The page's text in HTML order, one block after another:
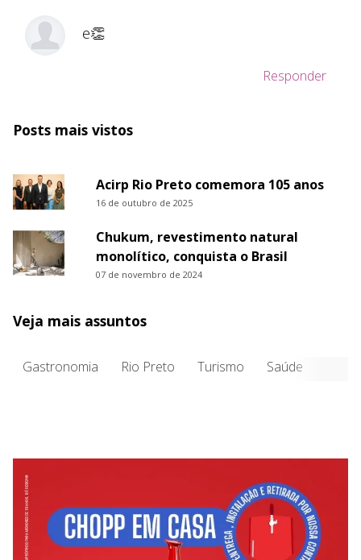
e👏
Responder
Posts mais vistos
Acirp Rio Preto comemora 105 anos
16 de outubro de 2025
Chukum, revestimento natural
monolítico, conquista o Brasil
07 de novembro de 2024
Veja mais assuntos
Gastronomia Rio Preto Turismo Saúde